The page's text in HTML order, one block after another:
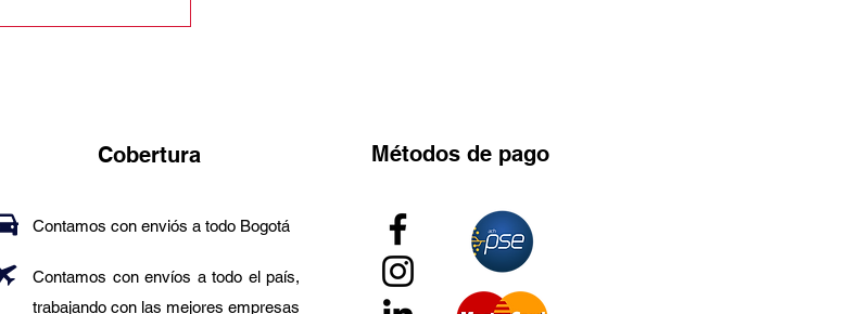
Cobertura
Contamos con envíos a todo el país,
trabajando con las mejores empresas
Contamos con enviós a todo Bogotá
Métodosde pago